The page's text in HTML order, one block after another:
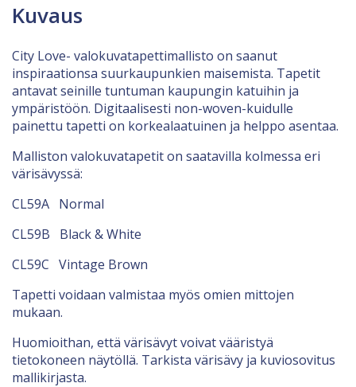
Kuvaus
City Love- valokuvatapettimallisto on saanut
inspiraationsa suurkaupunkien maisemista. Tapetit
antavat seinille tuntuman kaupungin katuihin ja
ympäristöön. Digitaalisesti non-woven-kuidulle
painettu tapetti on korkealaatuinen ja helppo asentaa.
Malliston valokuvatapetit on saatavilla kolmessa eri
värisävyssä:
CL59A Normal
CL59B Black & White
CL59C Vintage Brown
Tapetti voidaan valmistaa myös omien mittojen
mukaan.
Huomioithan, että värisävyt voivat vääristyä
tietokoneen näytöllä. Tarkista värisävy ja kuviosovitus
mallikirjasta.